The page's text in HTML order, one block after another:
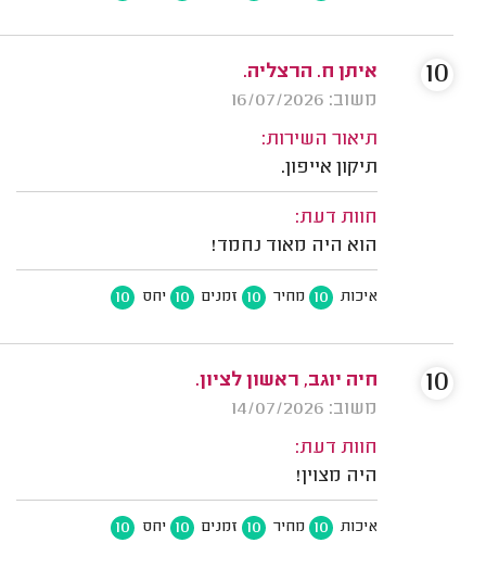
איתן ח. הרצליה.
משוב: 16/07/2026
תיאור השירות:
תיקון אייפון.
חוות דעת:
הוא היה מאוד נחמד!
איכות 10 מחיר 10 זמנים 10 יחס 10
10
חיה יוגב, ראשון לציון.
משוב: 14/07/2026
חוות דעת:
היה מצוין!
איכות 10 מחיר 10 זמנים 10 יחס 10
10